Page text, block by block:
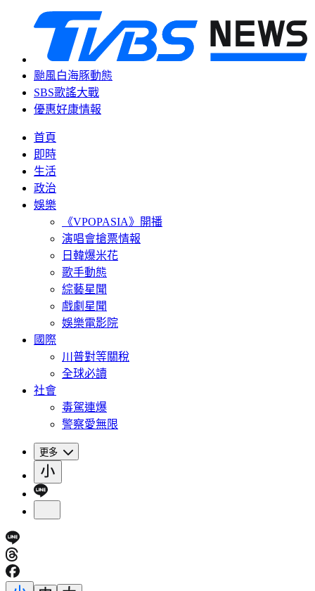
颱風白海豚動態
SBS歌謠大戰
優惠好康情報
首頁
即時
生活
政治
娛樂
《VPOPASIA》開播
演唱會搶票情報
日韓爆米花
歌手動態
綜藝星聞
戲劇星聞
娛樂電影院
國際
川普對等關稅
全球必讀
社會
毒駕連爆
警察愛無限
更多